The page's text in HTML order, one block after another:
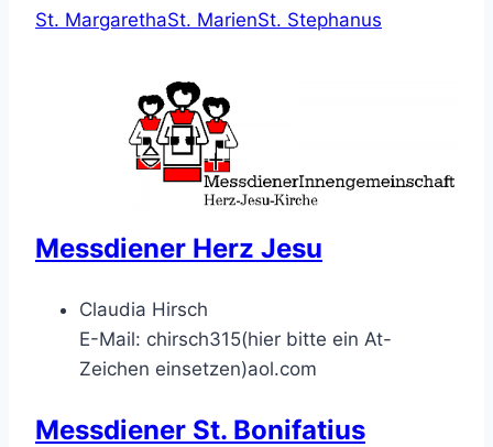
St. MargarethaSt. MarienSt. Stephanus
Messdiener Herz Jesu
Claudia Hirsch
E-Mail: chirsch315(hier bitte ein At-
Zeichen einsetzen)aol.com
Messdiener St. Bonifatius